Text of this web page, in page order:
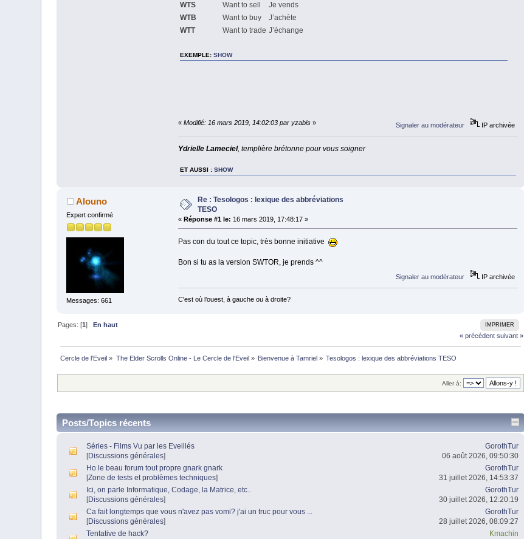
WTS
Want to sell
Je vends
WTB
Want to buy
J’achète
WTT
Want to trade J’échange
EXEMPLE: SHOW
« Modifié: 16 mars 2019, 14:02:03 par yzabis» Signaler au modérateur IP archivée
Ydrielle Lameciel, templière brétonne pour vous soigner
ET AUSSI : SHOW
Alouno
Expert confirmé
Messages: 661
Re : Tesologos : lexique des abbréviations
TESO
« Réponse #1 le: 16 mars 2019, 17:48:17 »
Pas con du tout ce topic, très bonne initiative
Bon si tu as la version SWTOR, je prends ^^
Signaler au modérateur IP archivée
C'est où l’ouest, à gauche ou à droite?
IMPRIMER
Pages: [1]
En haut
« précédent suivant »
Cercle de l'Eveil » The Elder Scrolls Online - Le Cercle de l'Eveil » Bienvenue à Tamriel » Tesologos : lexique des abbréviations TESO
Aller à:
Posts/Topics récents
Séries - Films Vu par les Eveillés
[Discussions générales]
GorothTur
06 août 2026, 09:50:30
Ho le beau forum tout propre gnark gnark
[Zone de tests et problèmes techniques]
GorothTur
31 juillet 2026, 14:53:37
Ici, on parle Informatique, Codage, la Matrice, etc..
[Discussions générales]
GorothTur
30 juillet 2026, 12:20:19
Ca fait longtemps que vous n'avez pas vomi? j'ai un truc pour vous ...
[Discussions générales]
GorothTur
28 juillet 2026, 08:09:27
Tentative de hack?
Kmachin